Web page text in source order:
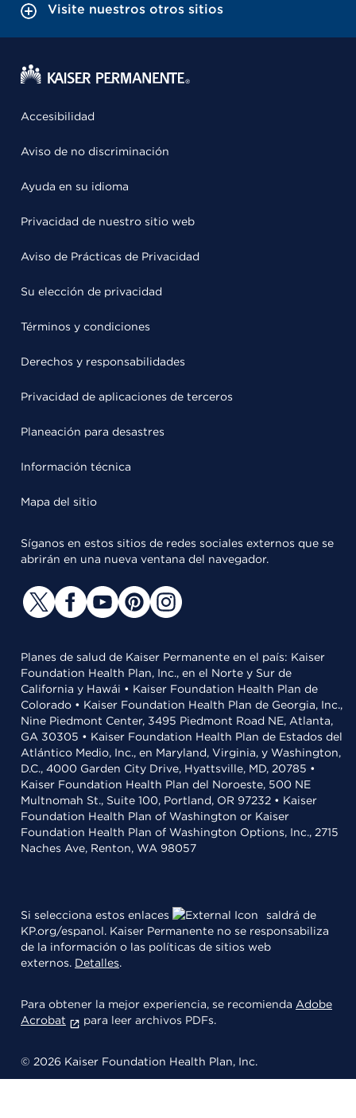
Visite nuestros otros sitios
Accesibilidad
Aviso de no discriminación
Ayuda en su idioma
Privacidad de nuestro sitio web
Aviso de Prácticas de Privacidad
Su elección de privacidad
Términos y condiciones
Derechos y responsabilidades
Privacidad de aplicaciones de terceros
Planeación para desastres
Información técnica
Mapa del sitio
Síganos en estos sitios de redes sociales externos que se
abrirán en una nueva ventana del navegador.
Planes de salud de Kaiser Permanente en el país: Kaiser
Foundation Health Plan, Inc., en el Norte y Sur de
California y Hawái • Kaiser Foundation Health Plan de
Colorado • Kaiser Foundation Health Plan de Georgia, Inc.,
Nine Piedmont Center, 3495 Piedmont Road NE, Atlanta,
GA 30305 • Kaiser Foundation Health Plan de Estados del
Atlántico Medio, Inc., en Maryland, Virginia, y Washington,
D.C., 4000 Garden City Drive, Hyattsville, MD, 20785 •
Kaiser Foundation Health Plan del Noroeste, 500 NE
Multnomah St., Suite 100, Portland, OR 97232 • Kaiser
Foundation Health Plan of Washington or Kaiser
Foundation Health Plan of Washington Options, Inc., 2715
Naches Ave, Renton, WA 98057
Si selecciona estos enlaces
saldrá de
KP.org/espanol. Kaiser Permanente no se responsabiliza
de la información o las políticas de sitios web
externos. Detalles.
Para obtener la mejor experiencia, se recomienda Adobe
Acrobat
para leer archivos PDFs.
© 2026 Kaiser Foundation Health Plan, Inc.